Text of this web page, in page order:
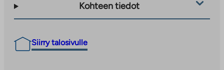
Kohteen tiedot
Siirry talosivulle